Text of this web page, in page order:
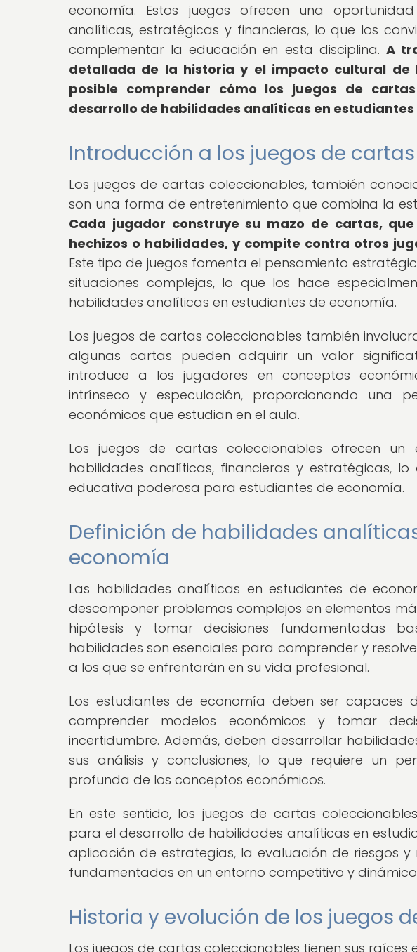
economía. Estos juegos ofrecen una
analíticas, estratégicas y financieras, lo que los
complementar la educación en esta disciplina. A
detallada de la historia y el impacto cultural de
posible comprender cómo los juegos de
desarrollo de habilidades analíticas en
Introducción a los juegos de
Los juegos de cartas coleccionables, también
son una forma de entretenimiento que combina la
Cada jugador construye su mazo de cartas,
hechizos o habilidades, y compite contra otros
Este tipo de juegos fomenta el pensamiento
situaciones complejas, lo que los hace
habilidades analíticas en estudiantes de economía.
Los juegos de cartas coleccionables también
algunas cartas pueden adquirir un valor
introduce a los jugadores en conceptos
intrínseco y especulación, proporcionando una
económicos que estudian en el aula.
Los juegos de cartas coleccionables ofrecen
habilidades analíticas, financieras y estratégicas,
educativa poderosa para estudiantes de economía.
Definición de habilidades
economía
Las habilidades analíticas en estudiantes de
descomponer problemas complejos en elementos
hipótesis y tomar decisiones fundamentadas
habilidades son esenciales para comprender y
a los que se enfrentarán en su vida profesional.
Los estudiantes de economía deben ser capaces
comprender modelos económicos y tomar
incertidumbre. Además, deben desarrollar
sus análisis y conclusiones, lo que requiere un
profunda de los conceptos económicos.
En este sentido, los juegos de cartas
para el desarrollo de habilidades analíticas en
aplicación de estrategias, la evaluación de riesgos
fundamentadas en un entorno competitivo y
Historia y evolución de los juegos
Los juegos de cartas coleccionables tienen sus